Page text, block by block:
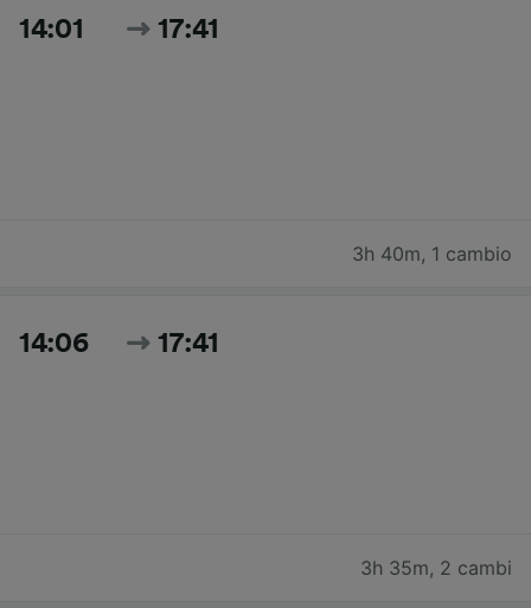
14:01 17:41
3h 40m, 1 cambio
14:06 17:41
3h 35m, 2 cambi